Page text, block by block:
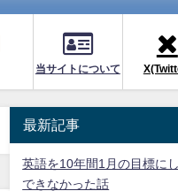
当サイトについて
最新記事
英語を10年間1月の目標に
できなかった話